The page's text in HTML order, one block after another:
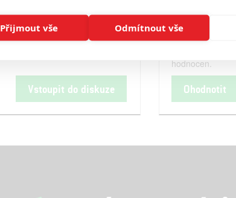
Vstoupit do diskuze
Hodnocení
hodnocen.
Ohodnotit
Přijmout vše Odmítnout vše